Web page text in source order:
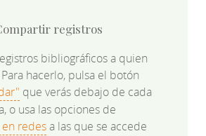
registros
bibliográficos a quien
hacerlo, pulsa el botón
que verás debajo de cada
o usa las opciones de
redesa las que se accede